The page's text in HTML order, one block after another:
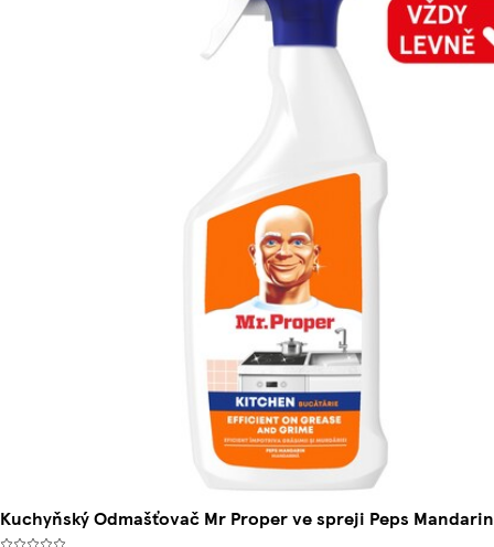
Kuchyňský Odmašťovač Mr Proper ve spreji Peps